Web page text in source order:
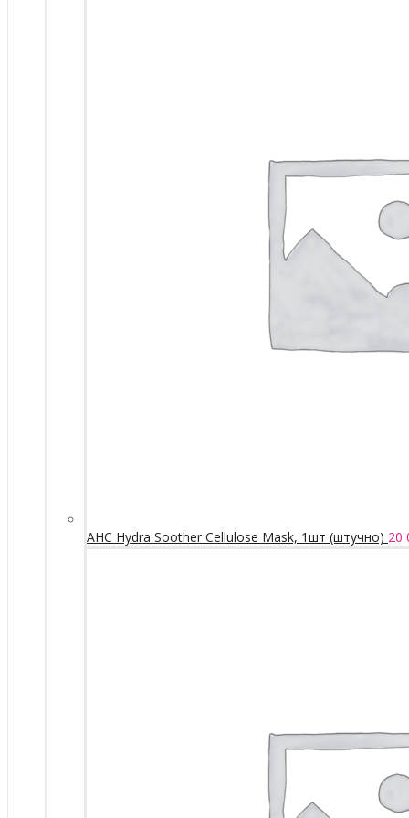
AHC Hydra Soother Cellulose Mask, 1шт (штучно) 20